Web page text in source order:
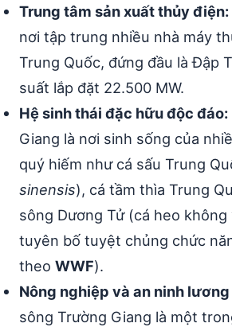
Trung tâm sản xuất thủy điện:
nơi tập trung nhiều nhà máy
Trung Quốc, đứng đầu là Đập
suất lắp đặt 22.500 MW.
Hệ sinh thái đặc hữu độc đáo:
Giang là nơi sinh sống của
quý hiếm như cá sấu Trung
sinensis), cá tầm thìa Trung
sông Dương Tử (cá heo
tuyên bố tuyệt chủng chức
theo WWF).
Nông nghiệp và an ninh
sông Trường Giang là một